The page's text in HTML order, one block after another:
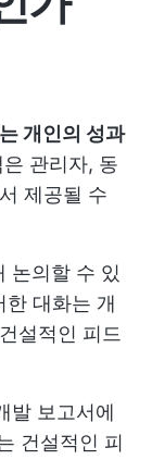
개인의 성과
관리자, 동
제공될 수
논의할 수 있
한 대화는 개
설적인 피드
발 보고서에
건설적인 피